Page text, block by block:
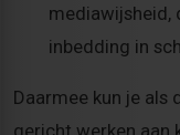
mediawijsheid,
inbedding in
Daarmee kun je
gericht werken aan